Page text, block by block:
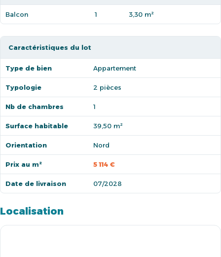
Balcon 1 3,30 m²
Caractéristiques du lot
Type de bien Appartement
Typologie 2 pièces
Nb de chambres 1
Surface habitable 39,50 m²
Orientation Nord
Prix au m² 5 114 €
Date de livraison 07/2028
Localisation